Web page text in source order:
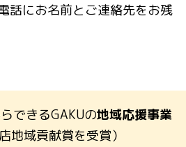
話にお名前とご連絡先をお残
できるGAKUの地域応援事業
地域貢献賞を受賞）